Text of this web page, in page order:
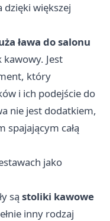
większej
ława do salonu
Jest
który
i ich podejście do
nie jest dodatkiem,
spajającym całą
jako
są stoliki kawowe
inny rodzaj